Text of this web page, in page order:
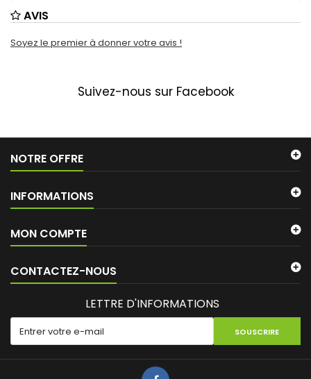
AVIS
Soyez le premier à donner votre avis !
Suivez-nous sur Facebook
NOTRE OFFRE
INFORMATIONS
MON COMPTE
CONTACTEZ-NOUS
LETTRE D'INFORMATIONS
SOUSCRIRE